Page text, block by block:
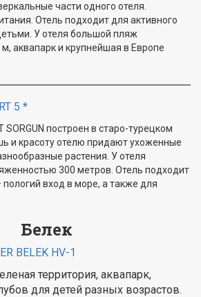
части одного отеля.
Отель подходит для активного
У отеля большой пляж
аквапарк и крупнейшая в Европе
5 *
SORGUN построен в старо-турецком
и красоту отелю придают ухоженные
растения. У отеля
300 метров. Отель подходит
вход в море, а также для
Белек
BELEK HV-1
территория, аквапарк,
для детей разных возрастов.